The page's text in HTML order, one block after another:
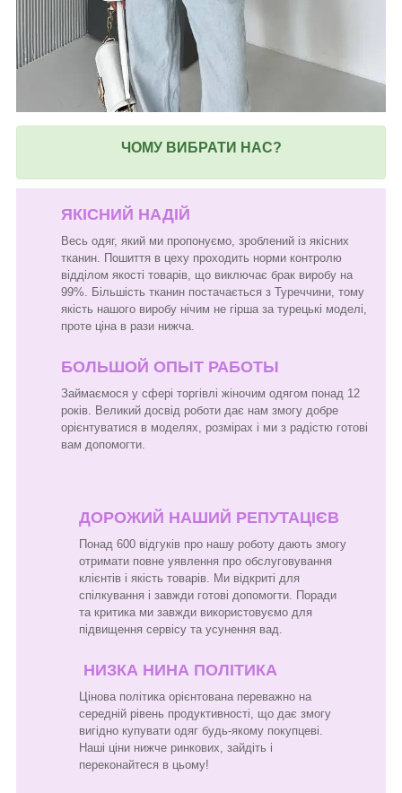
ЧОМУ ВИБРАТИ НАС?
ЯКІСНИЙ НАДІЙ
Весь одяг, який ми пропонуємо, зроблений із якісних
тканин. Пошиття в цеху проходить норми контролю
відділом якості товарів, що виключає брак виробу на
99%. Більшість тканин постачається з Туреччини, тому
якість нашого виробу нічим не гірша за турецькі моделі,
проте ціна в рази нижча.
БОЛЬШОЙ ОПЫТ РАБОТЫ
Займаємося у сфері торгівлі жіночим одягом понад 12
років. Великий досвід роботи дає нам змогу добре
орієнтуватися в моделях, розмірах і ми з радістю готові
вам допомогти.
ДОРОЖИЙ НАШИЙ РЕПУТАЦІЄВ
Понад 600 відгуків про нашу роботу дають змогу
отримати повне уявлення про обслуговування
клієнтів і якість товарів. Ми відкриті для
спілкування і завжди готові допомогти. Поради
та критика ми завжди використовуємо для
підвищення сервісу та усунення вад.
НИЗКА НИНА ПОЛІТИКА
Цінова політика орієнтована переважно на
середній рівень продуктивності, що дає змогу
вигідно купувати одяг будь-якому покупцеві.
Наші ціни нижче ринкових, зайдіть і
переконайтеся в цьому!